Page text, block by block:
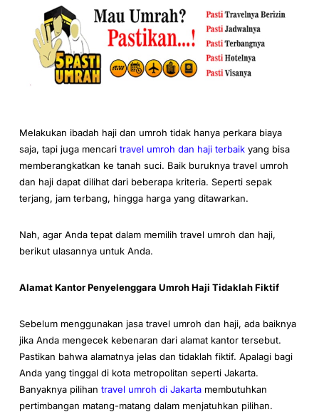
Melakukan ibadah haji dan umroh tidak hanya perkara biaya
saja, tapi juga mencari travel umroh dan haji terbaikyang bisa
memberangkatkan ke tanah suci. Baik buruknya travel umroh
dan haji dapat dilihat dari beberapa kriteria. Seperti sepak
terjang, jam terbang, hingga harga yang ditawarkan.
Nah, agar Anda tepat dalam memilih travel umroh dan haji,
berikut ulasannya untuk Anda.
Alamat Kantor Penyelenggara Umroh Haji Tidaklah Fiktif
Sebelum menggunakan jasa travel umroh dan haji, ada baiknya
jika Anda mengecek kebenaran dari alamat kantor tersebut.
Pastikan bahwa alamatnya jelas dan tidaklah fiktif. Apalagi bagi
Anda yang tinggal di kota metropolitan seperti Jakarta.
Banyaknya pilihan travel umroh di Jakartamembutuhkan
pertimbangan matang-matang dalam menjatuhkan pilihan.